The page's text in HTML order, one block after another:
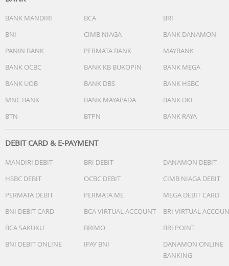
13 x 6.5 cm
Nozzle Vacuum di 13 x 3.4 cm, Sikat Nozzle Vacuum di 4.2
3.4 cm
Isi Kemasan : 1 Bodi, 2 Nozzle Blower, 1 Nozzle Vacuum, 1
Sikat Nozzle Vacuum,
Note:
WAJIB VIDEO UNBOXING !!!
09.00-12.00
untuk produk yang memiliki varian, akan di proses secara
chat
Pengiriman dapat berubah saat Big Campaign.
BANK MANDIRI BCA
BRI
BNI
CIMB NIAGA
BANK DANAMON
PANIN BANK
PERMATA BANK
MAYBANK
BANK OCBC
BANK KB BUKOPIN
BANK MEGA
BANK UOB
BANK DBS
BANK HSBC
MNC BANK
BANK MAYAPADA
BANK DKI
BTN
BTPN BANK RAYA
DEBIT CARD & E-PAYMENT
MANDIRI DEBIT BRI DEBIT
DANAMON DEBIT
HSBC DEBIT
OCBC DEBIT
CIMB NIAGA DEBIT
PERMATA DEBIT
PERMATA ME
MEGA DEBIT CARD
BNI DEBIT CARD
BCA VIRTUAL ACCOUNT
BRI VIRTUAL
BCA SAKUKU
BRIMO
BRI POINT
BNI DEBIT ONLINE
IPAY BNI
DANAMON ONLINE
BANKING